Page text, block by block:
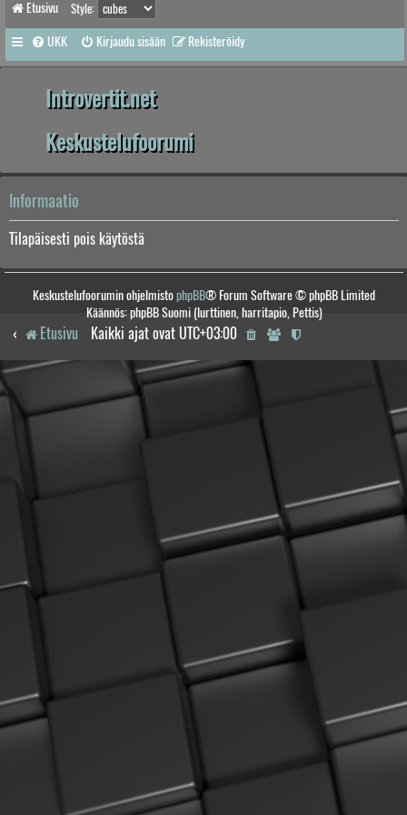
Etusivu Style:
UKK Kirjaudu sisään Rekisteröidy
Introvertit.net
Keskustelufoorumi
Informaatio
Tilapäisesti pois käytöstä
Keskustelufoorumin ohjelmistophpBB® Forum Software © phpBB Limited
Käännös: phpBB Suomi (lurttinen, harritapio, Pettis)
Etusivu Kaikki ajat ovat UTC+03:00